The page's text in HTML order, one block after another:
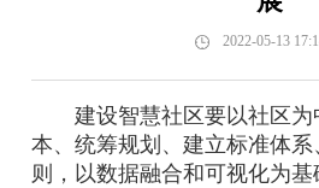
2022-05-13
建设智慧社区要以社区为
本、统筹规划、建立标准体
则，以数据融合和可视化为